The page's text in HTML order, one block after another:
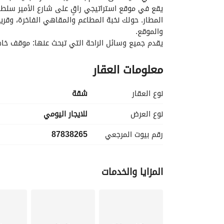
والموقع.
للباحثين عن الفخامة والإطلالة المميزة… هذا الجناح
معلومات العقار
نوع العقار
شقة
نوع العرض
للايجار اليومي
رقم بيوت المرجعي
87838265
المزايا والخدمات